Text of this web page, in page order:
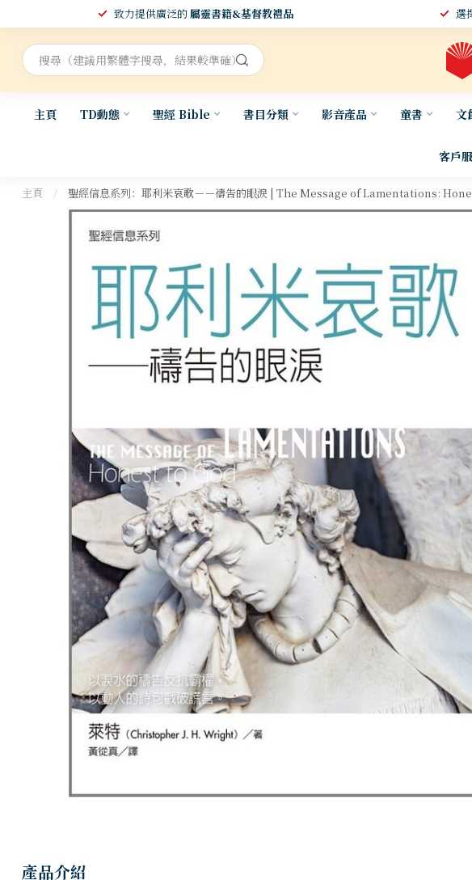
致力提供廣泛的屬靈書籍&基督教禮品 選
主頁 TD動態 聖經 Bible 書目分類 影音產品 童書 文
客戶
主頁 /
聖經信息系列：耶利米哀歌－－禱告的眼淚 | The Message of Lamentations:
產品介紹